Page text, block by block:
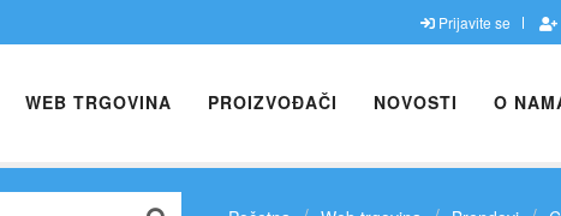
Prijavite se
WEB TRGOVINA PROIZVOĐAČI NOVOSTI O